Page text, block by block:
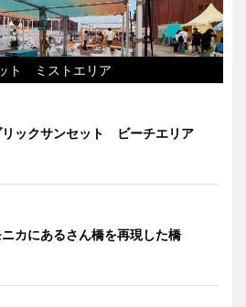
ト ミストエリア
リックサンセット ビーチエリア
カにあるさん橋を再現した橋